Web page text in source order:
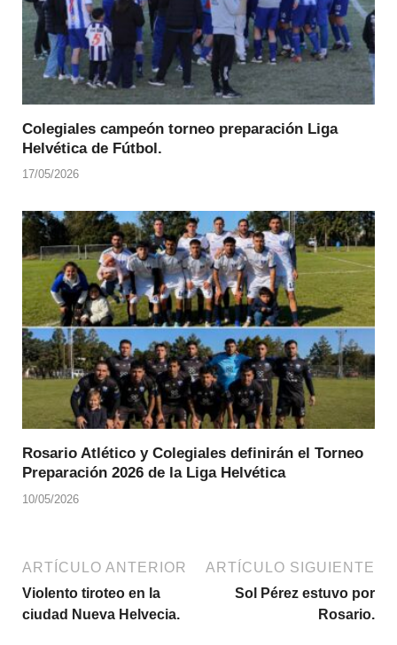
Colegiales campeón torneo preparación Liga
Helvética de Fútbol.
17/05/2026
Rosario Atlético y Colegiales definirán el Torneo
Preparación 2026 de la Liga Helvética
10/05/2026
ARTÍCULO ANTERIOR
Violento tiroteo en la
ciudad Nueva Helvecia.
ARTÍCULO SIGUIENTE
Sol Pérez estuvo por
Rosario.